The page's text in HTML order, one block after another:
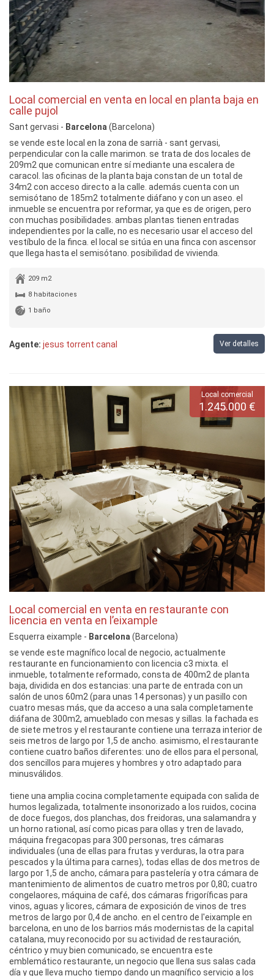
Local comercial en venta en local en planta baja en
calle pujol
Sant gervasi - Barcelona (Barcelona)
se vende este local en la zona de sarrià - sant gervasi,
perpendicular con la calle marimon. se trata de dos locales de
209m2 que comunican entre sí mediante una escalera de
caracol. las oficinas de la planta baja constan de un total de
34m2 con acceso directo a la calle. además cuenta con un
semisótano de 185m2 totalmente diáfano y con un aseo. el
inmueble se encuentra por reformar, ya que es de origen, pero
con muchas posibilidades. ambas plantas tienen entradas
independientes por la calle, no es necesario usar el acceso del
vestíbulo de la finca. el local se sitúa en una finca con ascensor
que llega hasta el semisótano. posibilidad de vivienda.
209 m2
8 habitaciones
1 baño
Agente: jesus torrent canal Ver detalles
Local comercial
1.245.000 €
Local comercial en venta en restaurante con
licencia en venta en l’eixample
Esquerra eixample - Barcelona (Barcelona)
se vende este magnífico local de negocio, actualmente
restaurante en funcionamiento con licencia c3 mixta. el
inmueble, totalmente reformado, consta de 400m2 de planta
baja, dividida en dos estancias: una parte de entrada con un
salón de unos 60m2 (para unas 14 personas) y un pasillo con
cuatro mesas más, que da acceso a una sala completamente
diáfana de 300m2, amueblado con mesas y sillas. la fachada es
de siete metros y el restaurante contiene una terraza interior de
seis metros de largo por 1,5 de ancho. asimismo, el restaurante
contiene cuatro baños diferentes: uno de ellos para el personal,
dos sencillos para mujeres y hombres y otro adaptado para
minusválidos.
tiene una amplia cocina completamente equipada con salida de
humos legalizada, totalmente insonorizado a los ruidos, cocina
de doce fuegos, dos planchas, dos freidoras, una salamandra y
un horno rational, así como picas para ollas y tren de lavado,
máquina fregacopas para 300 personas, tres cámaras
individuales (una de ellas para frutas y verduras, la otra para
pescados y la última para carnes), todas ellas de dos metros de
largo por 1,5 de ancho, cámara para pastelería y otra cámara de
mantenimiento de alimentos de cuatro metros por 0,80; cuatro
congelaores, máquina de café, dos cámaras frigoríficas para
vinos, aguas y licores, cámara de exposición de vinos de tres
metros de largo por 0,4 de ancho. en el centro de l'eixample en
barcelona, en uno de los barrios más modernistas de la capital
catalana, muy reconocido por su actividad de restauración,
céntrico y muy bien comunicado, se encuentra este
emblemático restaurante, un negocio que llena sus salas cada
día y que lleva mucho tiempo dando un magnífico servicio a los